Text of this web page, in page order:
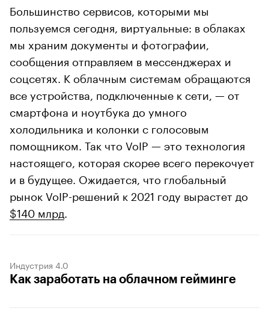
Большинство сервисов, которыми мы
пользуемся сегодня, виртуальные: в облаках
мы храним документы и фотографии,
сообщения отправляем в мессенджерах и
соцсетях. К облачным системам обращаются
все устройства, подключенные к сети, — от
смартфона и ноутбука до умного
холодильника и колонки с голосовым
помощником. Так что VoIP — это технология
настоящего, которая скорее всего перекочует
и в будущее. Ожидается, что глобальный
рынок VoIP-решений к 2021 году вырастет до
$140 млрд
Индустрия 4.0
Как заработать на облачном гейминге